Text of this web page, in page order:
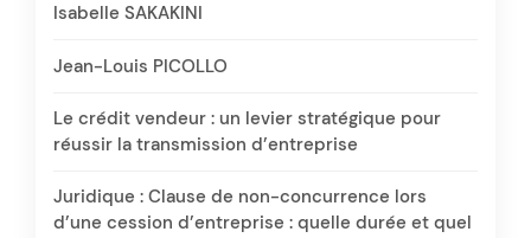
Isabelle SAKAKINI
Jean-Louis PICOLLO
Le crédit vendeur : un levier stratégique pour
réussir la transmission d’entreprise
Juridique : Clause de non-concurrence lors
d’une cession d’entreprise : quelle durée et quel